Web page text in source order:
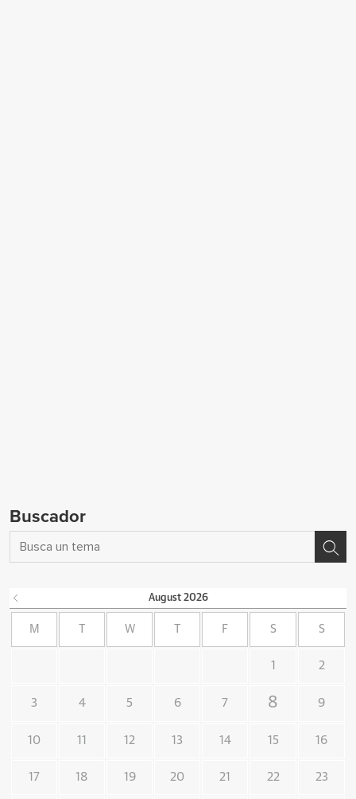
Buscador
August 2026
M W F S S
1 2
3 4 5 6 7 8 9
10 11 12 13 14 15 16
17 18 19 20 21 22 23